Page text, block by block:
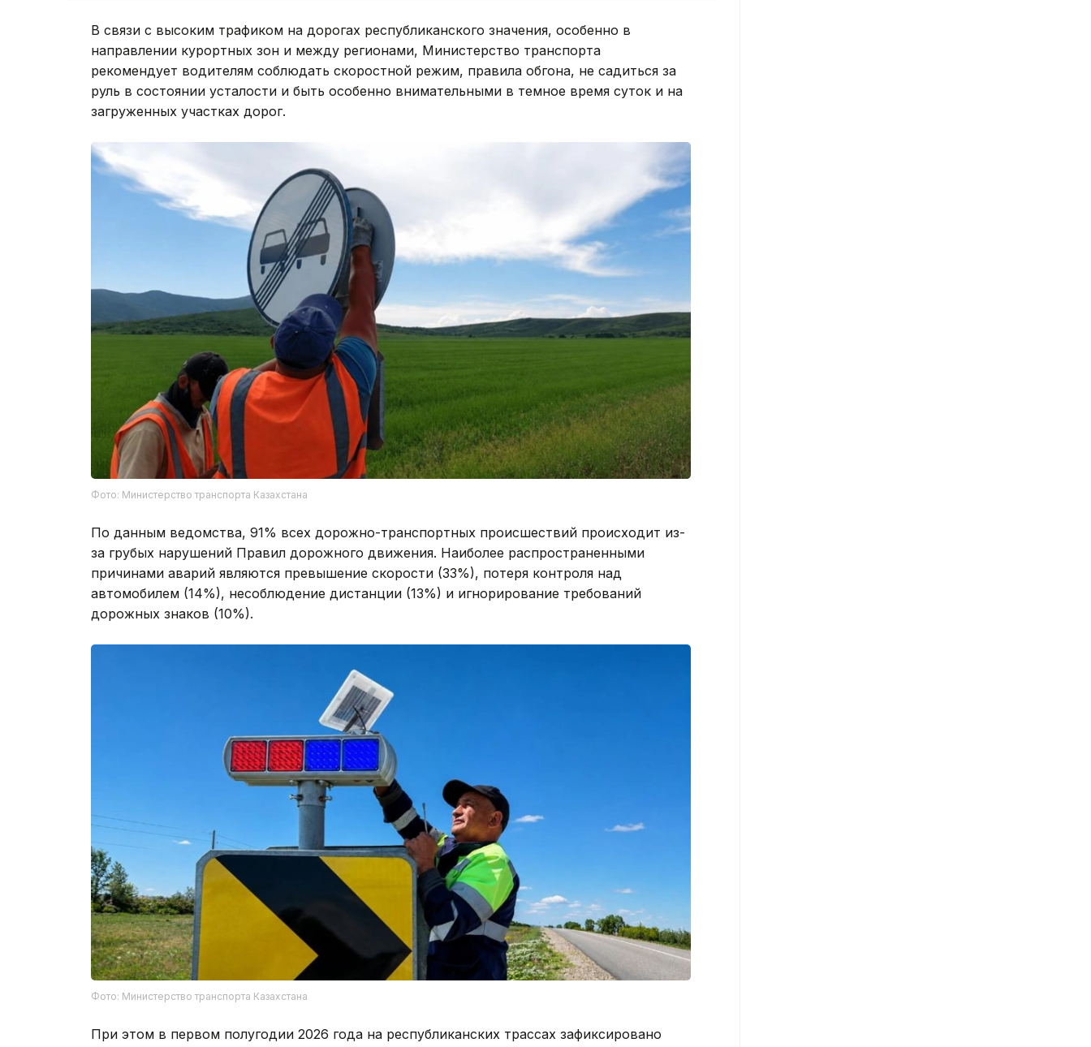
В связи с высоким трафиком на дорогах республиканского значения, особенно в
направлении курортных зон и между регионами, Министерство транспорта
рекомендует водителям соблюдать скоростной режим, правила обгона, не садиться за
руль в состоянии усталости и быть особенно внимательными в темное время суток и на
загруженных участках дорог.
Фото: Министерство транспорта Казахстана
По данным ведомства, 91% всех дорожно-транспортных происшествий происходит из-
за грубых нарушений Правил дорожного движения. Наиболее распространенными
причинами аварий являются превышение скорости (33%), потеря контроля над
автомобилем (14%), несоблюдение дистанции (13%) и игнорирование требований
дорожных знаков (10%).
Фото: Министерство транспорта Казахстана
При этом в первом полугодии 2026 года на республиканских трассах зафиксировано